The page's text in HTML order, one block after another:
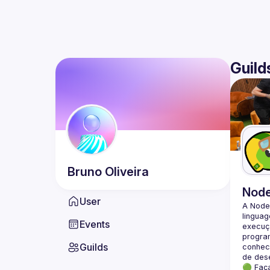
Bruno Oliveira
User
Events
Guilds
A
🟢